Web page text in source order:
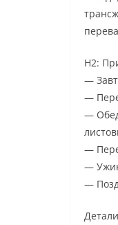
H2:
—
—
—
—
—
—